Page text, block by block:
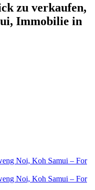
zu verkaufen,
Immobilie in